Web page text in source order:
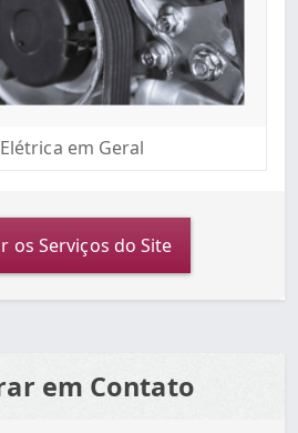
em Geral
os Serviços do Site
em Contato